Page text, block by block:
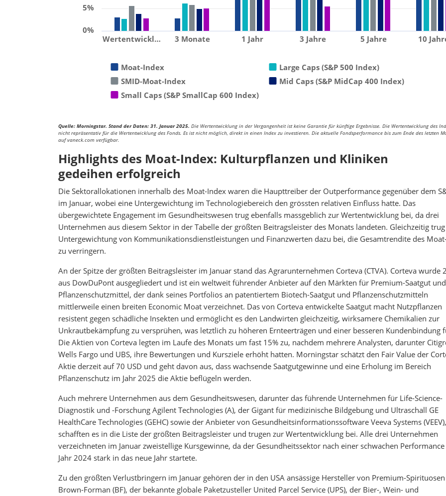
Moat-Index
Large Caps (S&P 500 Index)
SMID-Moat-Index
Mid Caps (S&P MidCap 400 Index)
Small Caps (S&P SmallCap 600 Index)
Wertentwickl… 3 Monate 1 Jahr 3 Jahre 5 Jahre 10
0%
5%
Quelle: Morningstar. Stand der Daten: 31. Januar 2025. Die Wertentwicklung in der Vergangenheit ist keine Garantie für künftige Ergebnisse. Die Wertentwicklung des
nicht repräsentativ für die Wertentwicklung des Fonds. Es ist nicht möglich, direkt in einen Index zu investieren. Die aktuelle Fondsperformance bis zum Ende des letzten
auf vaneck.com verfügbar.
Highlights des Moat-Index: Kulturpflanzen und Kliniken
gedeihen erfolgreich
Die Sektorallokationen innerhalb des Moat-Index waren die Haupttreiber der Outperformance gegenüber dem
im Januar, wobei eine Untergewichtung im Technologiebereich den grössten relativen Einfluss hatte. Das
übergewichtete Engagement im Gesundheitswesen trug ebenfalls massgeblich zur Wertentwicklung bei, da drei
Unternehmen aus diesem Sektor in der Tabelle der größten Beitragsleister des Monats landeten. Gleichzeitig
Untergewichtung von Kommunikationsdienstleistungen und Finanzwerten dazu bei, die Gesamtrendite des
zu verringern.
An der Spitze der größten Beitragsleister im Januar stand das Agrarunternehmen Corteva (CTVA). Corteva wurde
aus DowDuPont ausgegliedert und ist ein weltweit führender Anbieter auf den Märkten für Premium-Saatgut und
Pflanzenschutzmittel, der dank seines Portfolios an patentiertem Biotech-Saatgut und Pflanzenschutzmitteln
mittlerweile einen breiten Economic Moat verzeichnet. Das von Corteva entwickelte Saatgut macht Nutzpflanzen
resistent gegen schädliche Insekten und ermöglicht es den Landwirten gleichzeitig, wirksamere Chemikalien zur
Unkrautbekämpfung zu versprühen, was letztlich zu höheren Ernteerträgen und einer besseren Kundenbindung
Die Aktien von Corteva legten im Laufe des Monats um fast 15% zu, nachdem mehrere Analysten, darunter
Wells Fargo und UBS, ihre Bewertungen und Kursziele erhöht hatten. Morningstar schätzt den Fair Value der
Aktie derzeit auf 70 USD und geht davon aus, dass wachsende Saatgutgewinne und eine Erholung im Bereich
Pflanzenschutz im Jahr 2025 die Aktie beflügeln werden.
Auch mehrere Unternehmen aus dem Gesundheitswesen, darunter das führende Unternehmen für Life-Science-
Diagnostik und -Forschung Agilent Technologies (A), der Gigant für medizinische Bildgebung und Ultraschall GE
HealthCare Technologies (GEHC) sowie der Anbieter von Gesundheitsinformationssoftware Veeva Systems (VEEV),
schafften es in die Liste der größten Beitragsleister und trugen zur Wertentwicklung bei. Alle drei Unternehmen
verzeichneten im Januar zweistellige Kursgewinne, da der Gesundheitssektor nach einer schwachen
Jahr 2024 stark in das neue Jahr startete.
Zu den größten Verlustbringern im Januar gehören der in den USA ansässige Hersteller von Premium-Spirituosen
Brown-Forman (BF), der bekannte globale Paketzusteller United Parcel Service (UPS), der Bier-, Wein- und